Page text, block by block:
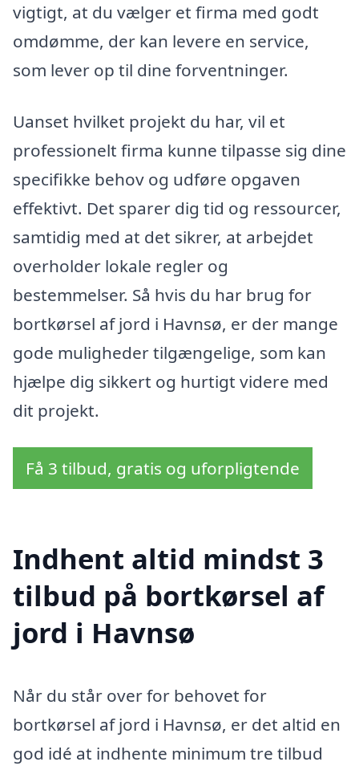
vigtigt, at du vælger et firma med godt
omdømme, der kan levere en service,
som lever op til dine forventninger.
Uanset hvilket projekt du har, vil et
professionelt firma kunne tilpasse sig dine
specifikke behov og udføre opgaven
effektivt. Det sparer dig tid og ressourcer,
samtidig med at det sikrer, at arbejdet
overholder lokale regler og
bestemmelser. Så hvis du har brug for
bortkørsel af jord i Havnsø, er der mange
gode muligheder tilgængelige, som kan
hjælpe dig sikkert og hurtigt videre med
dit projekt.
Få 3 tilbud, gratis og uforpligtende
Indhent altid mindst 3
tilbud på bortkørsel af
jord i Havnsø
Når du står over for behovet for
bortkørsel af jord i Havnsø, er det altid en
god idé at indhente minimum tre tilbud